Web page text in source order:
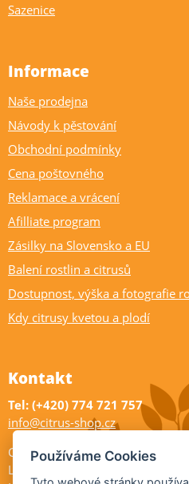
Sazenice
Informace
Naše prodejna
Návody k pěstování
Obchodní podmínky
Cena poštovného
Reklamace a vrácení
Afilliate program
Zásilky na Slovensko a EU
Balení rostlin a citrusů
Dostupnost, výška a fotografie
Kdy citrusy kvetou a plodí
Kontakt
Tel: (+420) 774 721 757
info@citrus-shop.cz
Citrus shop zahradnictví
Legionářů 2
Používáme Cookies